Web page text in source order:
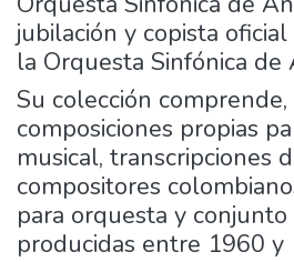
jubilación y copista
la Orquesta Sinfónica de
Su colección
composiciones propias
musical, transcripciones
compositores
para orquesta y conjunto
producidas entre 1960 y